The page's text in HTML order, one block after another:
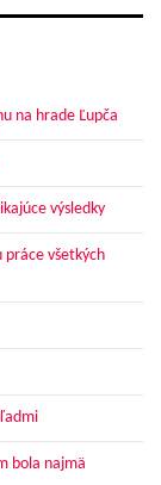
na hrade Ľupča
výsledky
práce všetkých
bola najmä